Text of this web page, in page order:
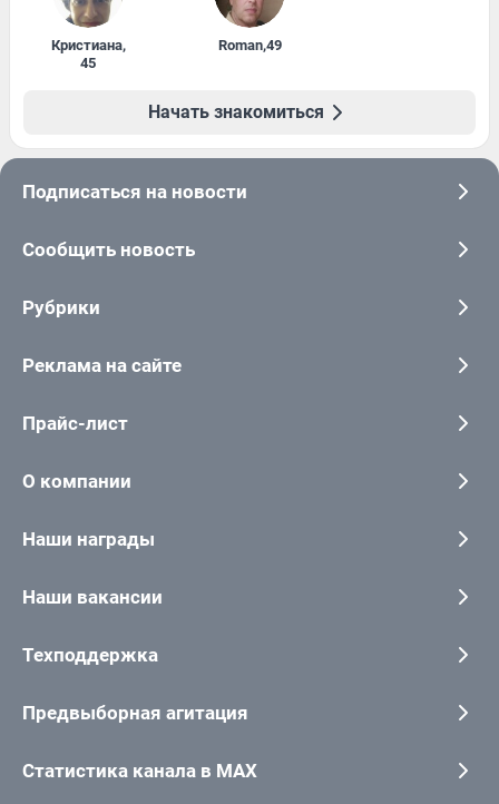
Кристиана,
45
Roman,49
Начать знакомиться
Подписаться на новости
Сообщить новость
Рубрики
Реклама на сайте
Прайс-лист
О компании
Наши награды
Наши вакансии
Техподдержка
Предвыборная агитация
Статистика канала в MAX